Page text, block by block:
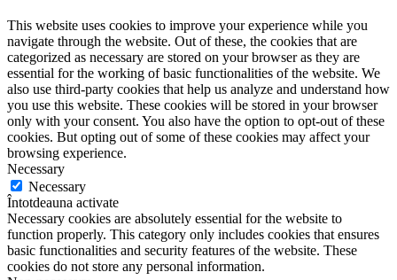
This website uses cookies to improve your experience while you
navigate through the website. Out of these, the cookies that are
categorized as necessary are stored on your browser as they are
essential for the working of basic functionalities of the website. We
also use third-party cookies that help us analyze and understand how
you use this website. These cookies will be stored in your browser
only with your consent. You also have the option to opt-out of these
cookies. But opting out of some of these cookies may affect your
browsing experience.
Necessary
Necessary
Întotdeauna activate
Necessary cookies are absolutely essential for the website to
function properly. This category only includes cookies that ensures
basic functionalities and security features of the website. These
cookies do not store any personal information.